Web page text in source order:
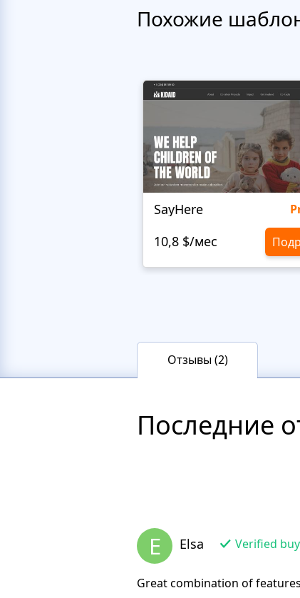
Похожие
SayHere
10,8 $/мес
Отзывы (2)
Последние
E Elsa Verified
Great combination of